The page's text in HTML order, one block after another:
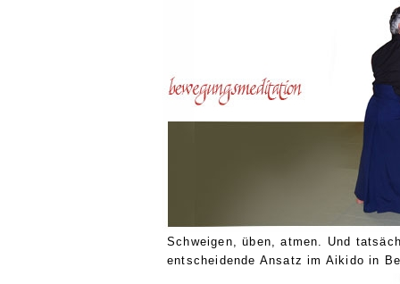
Schweigen, üben, atmen. Und
entscheidende Ansatz im Aikido in